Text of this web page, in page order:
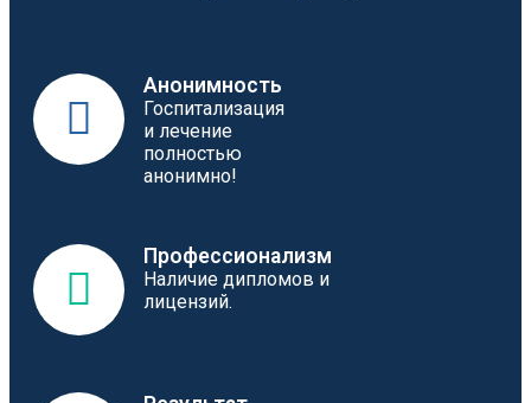
Анонимность
Госпитализация
и лечение
полностью
анонимно!
Профессионализм
Наличие дипломов и
лицензий.